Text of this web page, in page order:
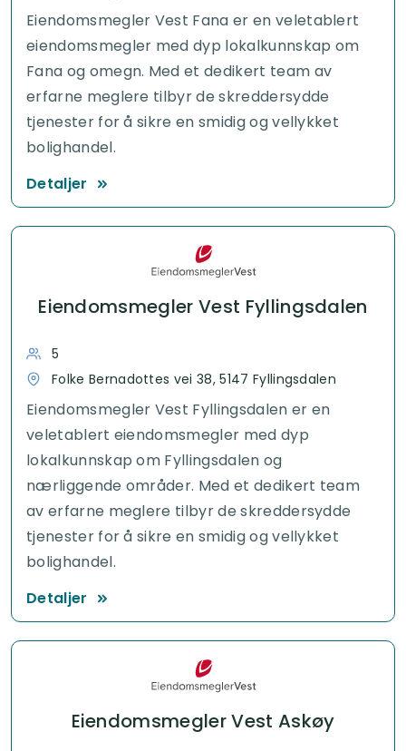
Eiendomsmegler Vest Fana er en veletablert
eiendomsmegler med dyp lokalkunnskap om
Fana og omegn. Med et dedikert team av
erfarne meglere tilbyr de skreddersydde
tjenester for å sikre en smidig og vellykket
bolighandel.
Detaljer
Eiendomsmegler Vest Fyllingsdalen
Eiendomsmegler Vest Fyllingsdalen er en
veletablert eiendomsmegler med dyp
lokalkunnskap om Fyllingsdalen og
nærliggende områder. Med et dedikert team
av erfarne meglere tilbyr de skreddersydde
tjenester for å sikre en smidig og vellykket
bolighandel.
5
Folke Bernadottes vei 38, 5147 Fyllingsdalen
Detaljer
Eiendomsmegler Vest Askøy